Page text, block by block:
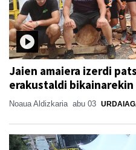
Jaien amaiera izerdi
erakustaldi bikainarekin
Noaua Aldizkaria abu 03